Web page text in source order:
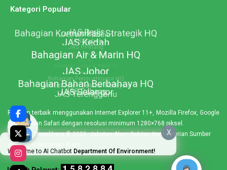
Kategori Popular
Paparan terbaik menggunakan Internet Explorer 11+, Mozilla Firefox, Google
Chrome dan Safari dengan resolusi minimum 1280×768 piksel.
Hakcipta Terpelihara © 2025. Jabatan Alam Sekitar, Kementerian Sumber
Asli dan Kelestarian Alam
X
Welcome to AI Chatbot Department Of Environment!